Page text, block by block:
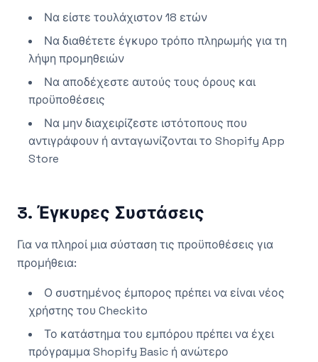
Να είστε τουλάχιστον 18 ετών
Να διαθέτετε έγκυρο τρόπο πληρωμής για τη
λήψη προμηθειών
Να αποδέχεστε αυτούς τους όρους και
προϋποθέσεις
Να μην διαχειρίζεστε ιστότοπους που
αντιγράφουν ή ανταγωνίζονται το Shopify App
Store
3. Έγκυρες Συστάσεις
Για να πληροί μια σύσταση τις προϋποθέσεις για
προμήθεια:
Ο συστημένος έμπορος πρέπει να είναι νέος
χρήστης του Checkito
Το κατάστημα του εμπόρου πρέπει να έχει
πρόγραμμα Shopify Basic ή ανώτερο